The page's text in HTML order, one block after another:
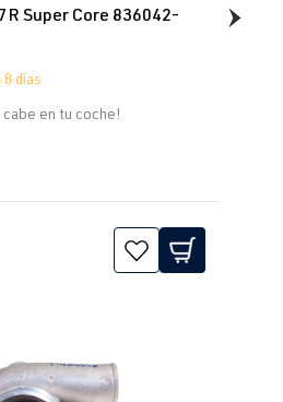
Super Core 836042-
8 días
cabe en tu coche!